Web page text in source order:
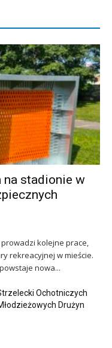
na stadionie w
kolejne prace,
rekreacyjnej w mieście.
nowa...
Ochotniczych
Drużyn